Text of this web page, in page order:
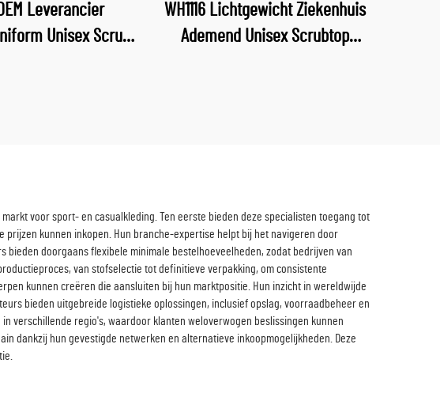
OEM Leverancier
Unisex Scrub
WH1116 Lichtgewicht Ziekenhuis
Ademend Unisex Scrubtop
voor sport- en casualkleding. Ten eerste bieden deze specialisten toegang tot
kunnen inkopen. Hun branche-expertise helpt bij het navigeren door
doorgaans flexibele minimale bestelhoeveelheden, zodat bedrijven van
van stofselectie tot definitieve verpakking, om consistente
kunnen creëren die aansluiten bij hun marktpositie. Hun inzicht in wereldwijde
bieden uitgebreide logistieke oplossingen, inclusief opslag, voorraadbeheer en
verschillende regio's, waardoor klanten weloverwogen beslissingen kunnen
dankzij hun gevestigde netwerken en alternatieve inkoopmogelijkheden. Deze